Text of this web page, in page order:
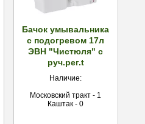
Бачок умывальника
с подогревом 17л
ЭВН "Чистюля" с
руч.рег.t
Наличие:
Московский тракт - 1
Каштак - 0